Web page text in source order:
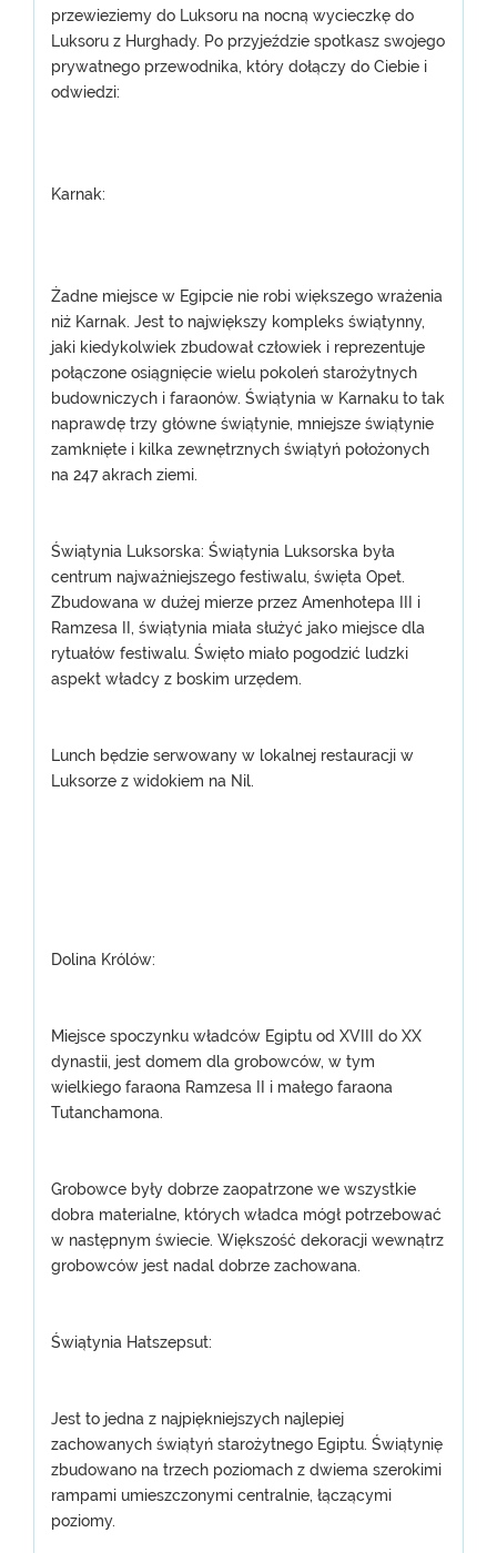
przewieziemy do Luksoru na nocną wycieczkę do
Luksoru z Hurghady. Po przyjeździe spotkasz swojego
prywatnego przewodnika, który dołączy do Ciebie i
odwiedzi:
Karnak:
Żadne miejsce w Egipcie nie robi większego wrażenia
niż Karnak. Jest to największy kompleks świątynny,
jaki kiedykolwiek zbudował człowiek i reprezentuje
połączone osiągnięcie wielu pokoleń starożytnych
budowniczych i faraonów. Świątynia w Karnaku to tak
naprawdę trzy główne świątynie, mniejsze świątynie
zamknięte i kilka zewnętrznych świątyń położonych
na 247 akrach ziemi.
Świątynia Luksorska: Świątynia Luksorska była
centrum najważniejszego festiwalu, święta Opet.
Zbudowana w dużej mierze przez Amenhotepa III i
Ramzesa II, świątynia miała służyć jako miejsce dla
rytuałów festiwalu. Święto miało pogodzić ludzki
aspekt władcy z boskim urzędem.
Lunch będzie serwowany w lokalnej restauracji w
Luksorze z widokiem na Nil.
Dolina Królów:
Miejsce spoczynku władców Egiptu od XVIII do XX
dynastii, jest domem dla grobowców, w tym
wielkiego faraona Ramzesa II i małego faraona
Tutanchamona.
Grobowce były dobrze zaopatrzone we wszystkie
dobra materialne, których władca mógł potrzebować
w następnym świecie. Większość dekoracji wewnątrz
grobowców jest nadal dobrze zachowana.
Świątynia Hatszepsut:
Jest to jedna z najpiękniejszych najlepiej
zachowanych świątyń starożytnego Egiptu. Świątynię
zbudowano na trzech poziomach z dwiema szerokimi
rampami umieszczonymi centralnie, łączącymi
poziomy.